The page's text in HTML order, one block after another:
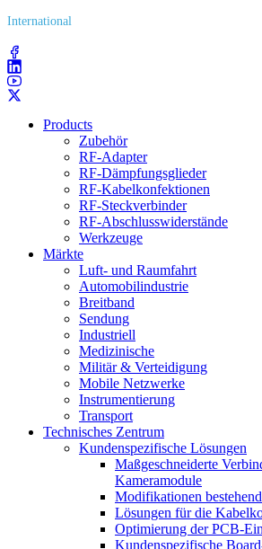
International
Products
Zubehör
RF-Adapter
RF-Dämpfungsglieder
RF-Kabelkonfektionen
RF-Steckverbinder
RF-Abschlusswiderstände
Werkzeuge
Märkte
Luft- und Raumfahrt
Automobilindustrie
Breitband
Sendung
Industriell
Medizinische
Militär & Verteidigung
Mobile Netzwerke
Instrumentierung
Transport
Technisches Zentrum
Kundenspezifische Lösungen
Maßgeschneiderte
Kameramodule
Modifikationen
Lösungen für die
Optimierung der PCB-
Kundenspezifische